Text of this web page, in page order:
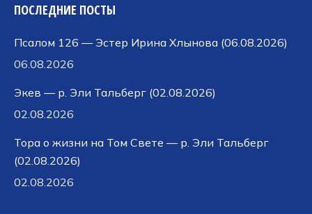
ПОСЛЕДНИЕ ПОСТЫ
Псалом 126 — Эстер Ирина Хлынова (06.08.2026)
06.08.2026
Экев — р. Эли Тальберг (02.08.2026)
02.08.2026
Тора о жизни на Том Свете — р. Эли Тальберг
(02.08.2026)
02.08.2026